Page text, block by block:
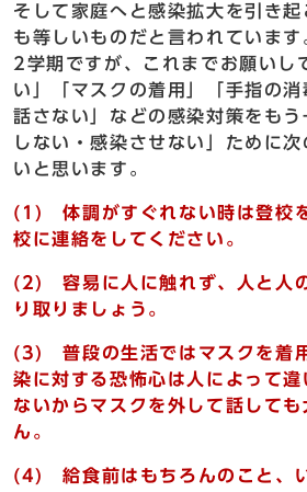
そして家庭へと感染拡大を引き
も等しいものだと言われていま
2学期ですが、これまでお願いし
い」「マスクの着用」「手指の
話さない」などの感染対策をも
しない・感染させない」ために
いと思います。
(1) 体調がすぐれない時は登校
校に連絡をしてください。
(2) 容易に人に触れず、人と人
り取りましょう。
(3) 普段の生活ではマスクを着
染に対する恐怖心は人によって違
ないからマスクを外して話して
ん。
(4) 給食前はもちろんのこと、